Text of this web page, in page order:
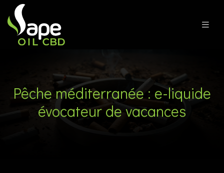
Pêche méditerranée : e-liquide
évocateur de vacances